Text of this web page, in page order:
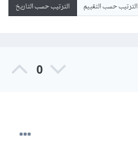
الترتيب حسب التقييم الترتيب حسب التاريخ
0